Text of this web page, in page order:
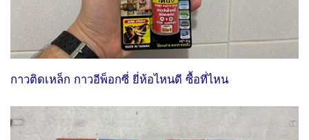
กาวติดเหล็ก กาวอีพ็อกซี่ ยี่ห้อไหนดี ซื้อที่ไหน